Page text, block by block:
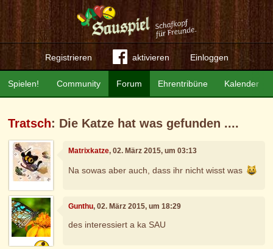
Registrieren aktivieren Einloggen
Community Forum Ehrentribüne Kalender
Spielen!
Tratsch: Die Katze hat was gefunden ....
Matrixkatze, 02. März 2015, um 03:13
Na sowas aber auch, dass ihr nicht wisst was
Gunthu, 02. März 2015, um 18:29
des interessiert a ka SAU